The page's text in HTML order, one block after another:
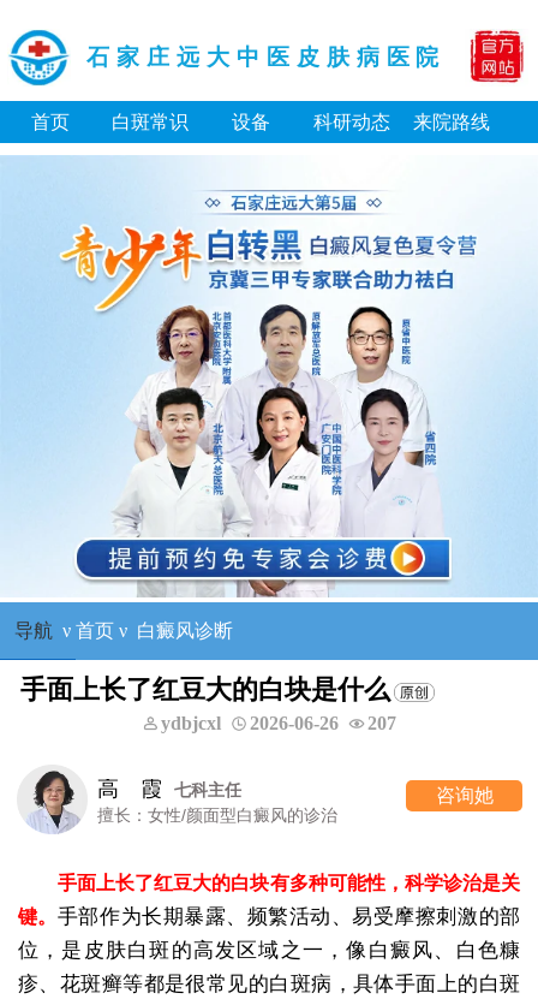
石家庄远大中医皮肤病医院
首页 白斑常识 设备 科研动态 来院路线
导航 ν 首页ν 白癜风诊断
手面上长了红豆大的白块是什么
ydbjcxl 2026-06-26 207
高 霞
七科主任
擅长：女性/颜面型白癜风的诊治
咨询她
手面上长了红豆大的白块有多种可能性，科学诊治是关
键。 手部作为长期暴露、频繁活动、易受摩擦刺激的部
位，是皮肤白斑的高发区域之一，像白癜风、白色糠
疹、花斑癣等都是很常见的白斑病，具体手面上的白斑